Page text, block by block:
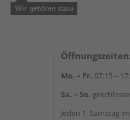
Öffnungszeiten:
Mo. – Fr. 07:15 –
Sa. – So.
Jeden 1. Samstag